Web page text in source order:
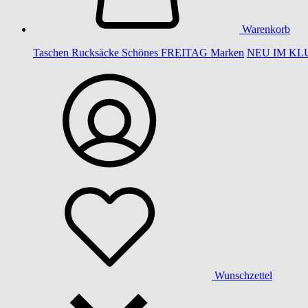
Warenkorb
Taschen Rucksäcke Schönes FREITAG Marken NEU IM
Wunschzettel